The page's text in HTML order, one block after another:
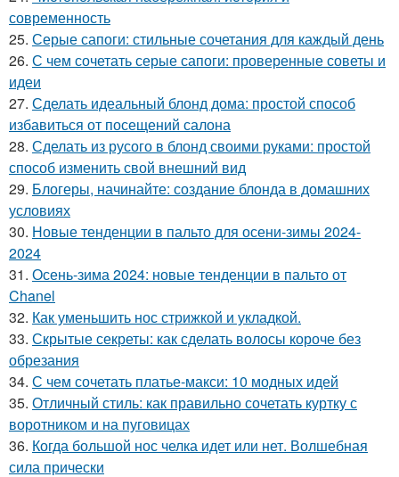
современность
25. Серые сапоги: стильные сочетания для каждый день
26. С чем сочетать серые сапоги: проверенные советы и
идеи
27. Сделать идеальный блонд дома: простой способ
избавиться от посещений салона
28. Сделать из русого в блонд своими руками: простой
способ изменить свой внешний вид
29. Блогеры, начинайте: создание блонда в домашних
условиях
30. Новые тенденции в пальто для осени-зимы 2024-
2024
31. Осень-зима 2024: новые тенденции в пальто от
Chanel
32. Как уменьшить нос стрижкой и укладкой.
33. Скрытые секреты: как сделать волосы короче без
обрезания
34. С чем сочетать платье-макси: 10 модных идей
35. Отличный стиль: как правильно сочетать куртку с
воротником и на пуговицах
36. Когда большой нос челка идет или нет. Волшебная
сила прически